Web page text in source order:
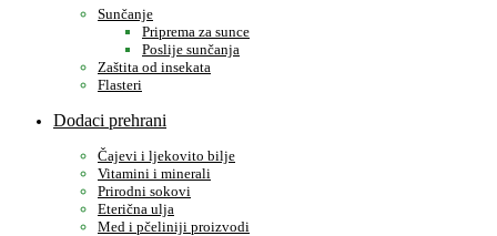
Sunčanje
Priprema za sunce
Poslije sunčanja
Zaštita od insekata
Flasteri
Dodaci prehrani
Čajevi i ljekovito bilje
Vitamini i minerali
Prirodni sokovi
Eterična ulja
Med i pčeliniji proizvodi